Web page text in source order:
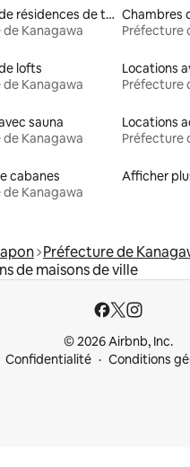
Locations de résidences de tourisme
Kanagawa
Chambres
Préfecture
lofts
Kanagawa
Préfecture
sauna
Kanagawa
Préfecture
cabanes
Kanagawa
Afficher
Préfecture de
de maisons de ville
© 2026 Airbnb, Inc.
Confidentialité
Conditions